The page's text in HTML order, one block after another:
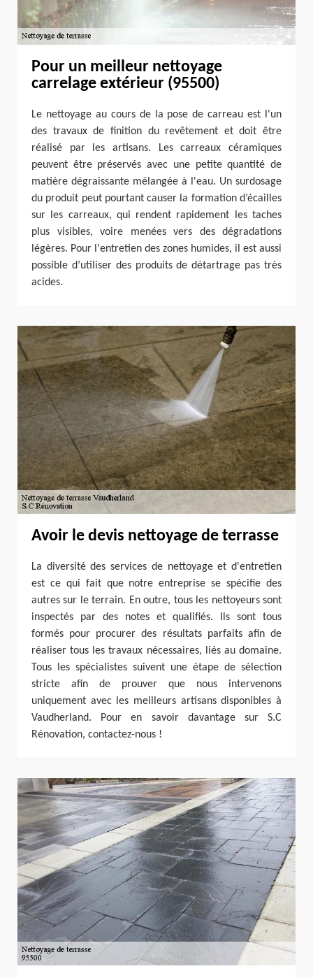
Pour un meilleur nettoyage
carrelage extérieur (95500)
Le nettoyage au cours de la pose de carreau est l'un
des travaux de finition du revêtement et doit être
réalisé par les artisans. Les carreaux céramiques
peuvent être préservés avec une petite quantité de
matière dégraissante mélangée à l'eau. Un surdosage
du produit peut pourtant causer la formation d’écailles
sur les carreaux, qui rendent rapidement les taches
plus visibles, voire menées vers des dégradations
légères. Pour l'entretien des zones humides, il est aussi
possible d’utiliser des produits de détartrage pas très
acides.
Avoir le devis nettoyage de terrasse
La diversité des services de nettoyage et d'entretien
est ce qui fait que notre entreprise se spécifie des
autres sur le terrain. En outre, tous les nettoyeurs sont
inspectés par des notes et qualifiés. Ils sont tous
formés pour procurer des résultats parfaits afin de
réaliser tous les travaux nécessaires, liés au domaine.
Tous les spécialistes suivent une étape de sélection
stricte afin de prouver que nous intervenons
uniquement avec les meilleurs artisans disponibles à
Vaudherland. Pour en savoir davantage sur S.C
Rénovation, contactez-nous !